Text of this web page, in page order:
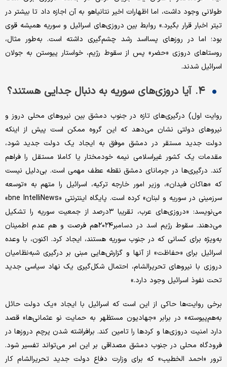
طولانی وجود داشت، اما اظهارات اخیر نتانیاهو به آن اجازه داد تا بیشتر در
تیتر اخبار قرار بگیرد.» روابط بین دروزی‌های اسرائیل و سوریه همیشه قوی
بود؛ اما در روزهای پسااسد رشد چشم‌گیری داشته است. به‌طور مثال،
روستاهای دروزی «حضر» پس از سقوط رژیم، خواستار پیوستن به جولان
اسرائیل شدند.
۴. آیا دروزی‌های سوریه به دنبال جدایی هستند؟
روایت اول) درگیری‌های تازه در جنوب دمشق بین نیروهای محلی دروز و
نیروهای دولتی نشان می‌دهد که این گروه ممکن است پیش از اینکه
دولت جدید مستقر در دمشق موفق به ایجاد یک دولت جدید شود،
مقدمات یک کشور غیراسلامی نیمه خودمختار یا کاملا مستقل را فراهم
کند. درگیری‌ها در جرمانای دمشق نقطه عطف مهمی است. بی‌دلیل نیست
که «هاکان فیدان»، وزیر امور خارجه ترکیه، اسرائیل را متهم به «توسعه
سرزمینی در سوریه و لبنان» کرده است. پایگاه اینترنتی «bne IntelliNews»
می‌نویسد: «دروزی‌های عرب، تقریبا ۳درصد از جمعیت سوریه را تشکیل
می‌دهند. سقوط رژیم اسد در دسامبر۲۰۲۴هم فرصت و هم عدم اطمینان
به‌ویژه برای کسانی که در جنوب سوریه هستند، ایجاد کرد. اکنون، با وعده
اسرائیل برای «حفاظت» از آنها و گزارش‌هایی مبنی بر درگیری شبه‌نظامیان
دروزی با نیروهای تحریرالشام، احتمال شکل‌گیری یک نهاد سیاسی جدید
تحت نفوذ اسرائیل وجود دارد.»
برخی روایت‌ها حاکی از این است که اسرائیل با ایجاد «یک دولت حائل
به‌هم‌پیوسته» در برابر «جهادیون مستظهر به حمایت نو عثمانی‌ها» قصد
دارد امنیت دروزی‌ها و کردها را تامین کند. برافراشته شدن پرچم دروزها در
فرودگاه محلی در جنوب دمشق مصداقی بر این امر می‌تواند تفسیر شود.
ترور «احمد الخطیب» که برای وزارت دفاع دولت جدید تحریرالشام کار